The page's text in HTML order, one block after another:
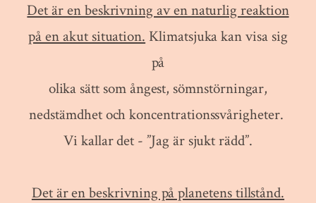
Det är en beskrivning av en naturlig reaktion
på en akut situation. Klimatsjuka kan visa sig
på
olika sätt som ångest, sömnstörningar,
nedstämdhet och koncentrationssvårigheter.
Vi kallar det - ”Jag är sjukt rädd”.
Det är en beskrivning på planetens tillstånd.